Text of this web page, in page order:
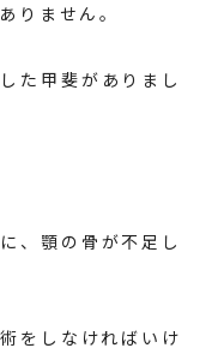
りません。
た甲斐がありまし
、顎の骨が不足し
をしなければいけ